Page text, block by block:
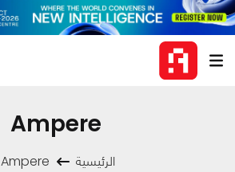
Ampere
الرئيسية Ampere